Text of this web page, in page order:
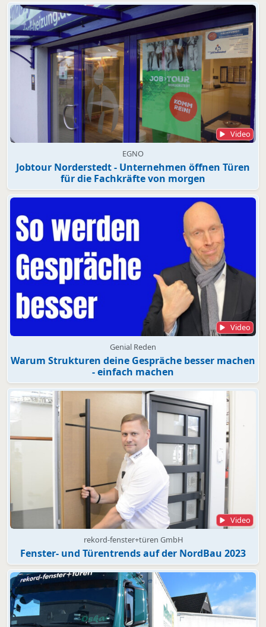
Video
EGNO
Jobtour Norderstedt - Unternehmen öffnen Türen
für die Fachkräfte von morgen
Video
Genial Reden
Warum Strukturen deine Gespräche besser machen
- einfach machen
Video
rekord-fenster+türen GmbH
Fenster- und Türentrends auf der NordBau 2023